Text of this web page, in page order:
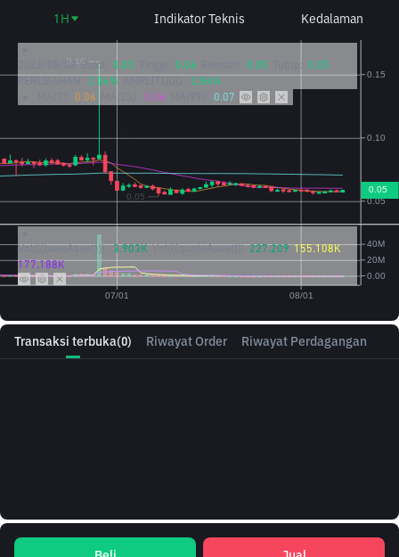
Transaksi terbuka(0) Riwayat Order Riwayat Perdagangan
1H Indikator Teknis Kedalaman
2026/08/08 Buka: 0.05 0.06 0.05 Tutup: 0.05
2.06%
2.84%
0.06 0.06 0.07
Vol({{baseAsset}}): 3.903K Vol({{quoteAsset}}) 227.209 155.108K
177.188K